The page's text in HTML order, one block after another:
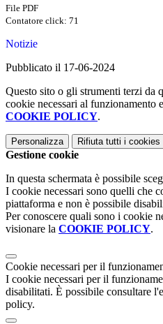
File PDF
Contatore click: 71
Notizie
Pubblicato il 17-06-2024
Questo sito o gli strumenti terzi da
cookie necessari al
COOKIE POLICY.
Personalizza Rifiuta tutti i cookies
Gestione cookie
In questa schermata è possibile
I cookie necessari sono quelli che
piattaforma e non è possibile
Per conoscere quali sono i cookie
visionare la COOKIE POLICY.
Cookie necessari per il
I cookie necessari per il
disabilitati. È possibile consultare
policy.